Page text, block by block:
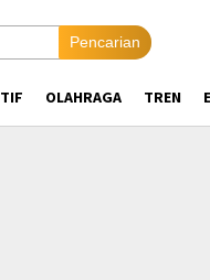
Pencarian
OLAHRAGA TREN